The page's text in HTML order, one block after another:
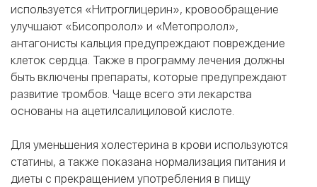
используется «Нитроглицерин», кровообращение
улучшают «Бисопролол» и «Метопролол»,
антагонисты кальция предупреждают повреждение
клеток сердца. Также в программу лечения должны
быть включены препараты, которые предупреждают
развитие тромбов. Чаще всего эти лекарства
основаны на ацетилсалициловой кислоте.
Для уменьшения холестерина в крови используются
статины, а также показана нормализация питания и
диеты с прекращением употребления в пищу